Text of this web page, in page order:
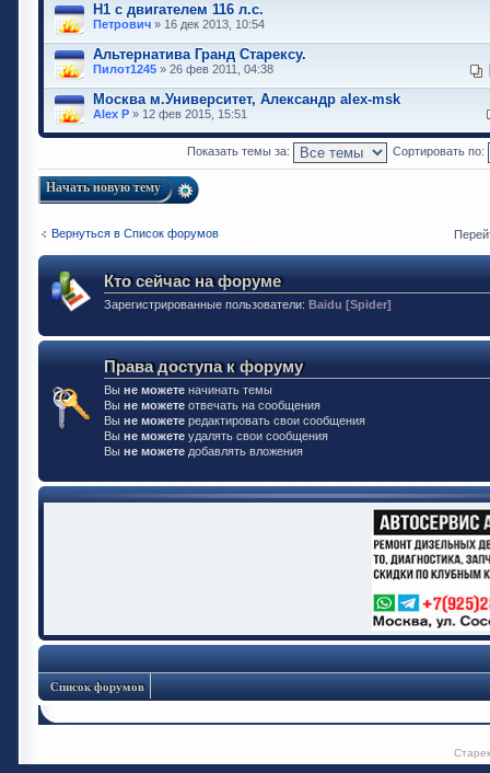
H1 с двигателем 116 л.с.
Петрович » 16 дек 2013, 10:54
Альтернатива Гранд Старексу.
Пилот1245 » 26 фев 2011, 04:38
Москва м.Университет, Александр alex-msk
Alex P » 12 фев 2015, 15:51
Показать темы за: Сортировать по:
Начать новую тему
Вернуться в Список форумов
Кто сейчас на форуме
Зарегистрированные пользователи: Baidu [Spider]
Права доступа к форуму
Вы не можете начинать темы
Вы не можете отвечать на сообщения
Вы не можете редактировать свои сообщения
Вы не можете удалять свои сообщения
Вы не можете добавлять вложения
Список форумов